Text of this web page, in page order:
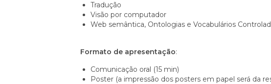
Tradução
Visão por computador
Web semântica, Ontologias e Vocabulários
Formato de apresentação:
Comunicação oral (15 min)
Poster (a impressão dos posters em papel será da